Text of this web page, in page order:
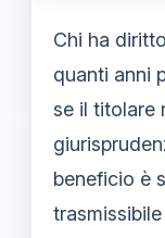
Chi ha
quanti anni
se il titolare
beneficio è